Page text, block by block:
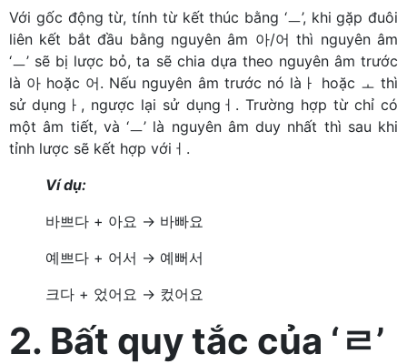
Với gốc động từ, tính từ kết thúc bằng ‘ㅡ’, khi gặp đuôi
liên kết bắt đầu bằng nguyên âm 아/어 thì nguyên âm
‘ㅡ’ sẽ bị lược bỏ, ta sẽ chia dựa theo nguyên âm trước
là 아 hoặc 어. Nếu nguyên âm trước nó làㅏ hoặc ㅗ thì
sử dụngㅏ, ngược lại sử dụngㅓ. Trường hợp từ chỉ có
một âm tiết, và ‘ㅡ’ là nguyên âm duy nhất thì sau khi
tỉnh lược sẽ kết hợp vớiㅓ.
Ví dụ:
바쁘다 + 아요 → 바빠요
예쁘다 + 어서 → 예뻐서
크다 + 었어요 → 컸어요
2. Bất quy tắc của ‘ㄹ’